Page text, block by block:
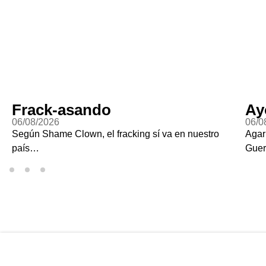
Frack-asando
06/08/2026
Según Shame Clown, el fracking sí va en nuestro
país…
06/